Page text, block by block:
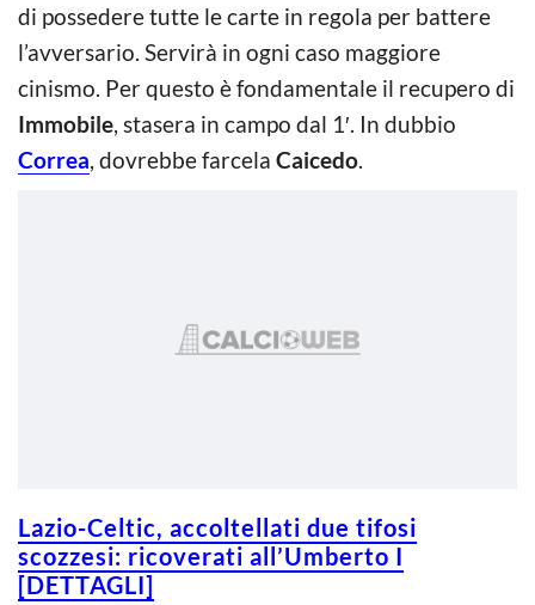
di possedere tutte le carte in regola per battere
l’avversario. Servirà in ogni caso maggiore
cinismo. Per questo è fondamentale il recupero di
Immobile, stasera in campo dal 1′. In dubbio
Correa, dovrebbe farcela Caicedo.
Lazio-Celtic, accoltellati due tifosi
scozzesi: ricoverati all’Umberto I
[DETTAGLI]